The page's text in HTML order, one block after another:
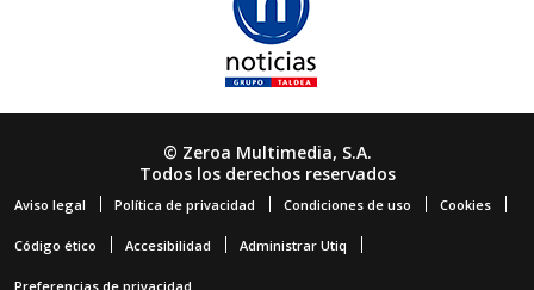
© Zeroa Multimedia, S.A.
Todos los derechos reservados
Aviso legal Política de privacidad Condiciones de uso Cookies
Código ético Accesibilidad Administrar Utiq
Preferencias de privacidad